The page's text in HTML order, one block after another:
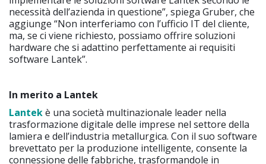
necessità dell’azienda in questione”, spiega Gruber, che
aggiunge “Non interferiamo con l’ufficio IT del cliente,
ma, se ci viene richiesto, possiamo offrire soluzioni
hardware che si adattino perfettamente ai requisiti
software Lantek”.
In merito a Lantek
Lantekè una società multinazionale leader nella
trasformazione digitale delle imprese nel settore della
lamiera e dell’industria metallurgica. Con il suo software
brevettato per la produzione intelligente, consente la
connessione delle fabbriche, trasformandole in